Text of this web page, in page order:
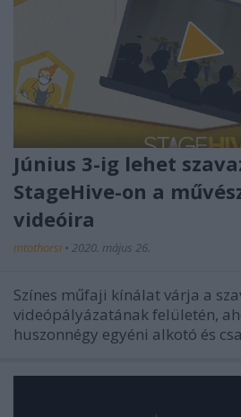
Június 3-ig lehet
StageHive-on a
videóira
mtothorsi • 2020. május 26.
Színes műfaji kínálat várja a
videópályázatának felületén,
huszonnégy egyéni alkotó és